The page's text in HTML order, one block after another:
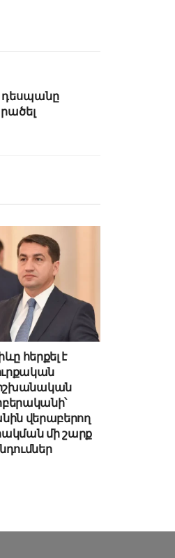
դեսպանը
հերքել է
վերաբերող
մի շարք